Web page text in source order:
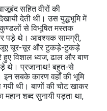
सहित वीरों की
देती थीं। उस युद्धभूमि में
से विभूषित मस्तक
पड़े थे। आवश्‍यक सामग्री,
जूए चूर-चूर और टुकड़े-टुकड़े
विशाल ध्वज, ढाल और बाण
थे। प्रजानाथ! बहुत-से
इन सबके कारण वहाँ की भूमि
थी। बाणों की चोट खाकर
महान शब्‍द सुनायी पड़ता था,